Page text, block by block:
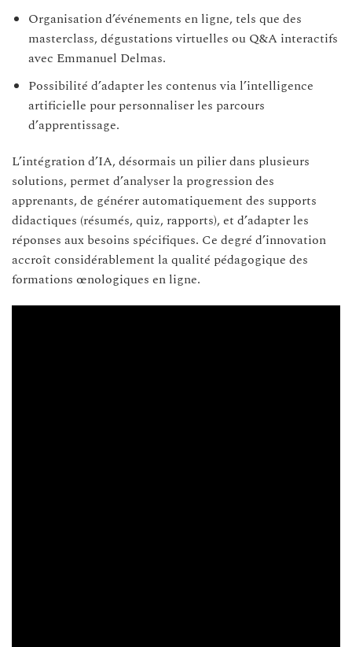
Organisation d’événements en ligne, tels que des
masterclass, dégustations virtuelles ou Q&A interactifs
avec Emmanuel Delmas.
Possibilité d’adapter les contenus via l’intelligence
artificielle pour personnaliser les parcours
d’apprentissage.
L’intégration d’IA, désormais un pilier dans plusieurs
solutions, permet d’analyser la progression des
apprenants, de générer automatiquement des supports
didactiques (résumés, quiz, rapports), et d’adapter les
réponses aux besoins spécifiques. Ce degré d’innovation
accroît considérablement la qualité pédagogique des
formations œnologiques en ligne.